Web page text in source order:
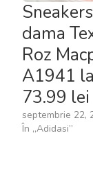
dama
Roz
A1941 la
73.99 lei
septembrie 22,
În „Adidasi”